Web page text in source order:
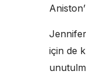
için de